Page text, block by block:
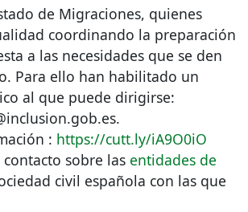
de Migraciones, quienes
coordinando la preparación
a las necesidades que se den
Para ello han habilitado un
al que puede dirigirse:
: https://cutt.ly/iA9O0iO
sobre las entidades de
civil española con las que